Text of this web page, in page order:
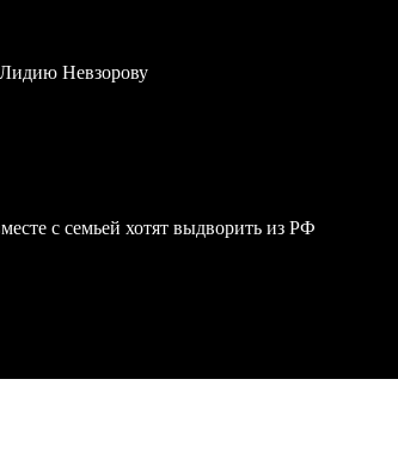
Лидию Невзорову
с семьей хотят выдворить из РФ